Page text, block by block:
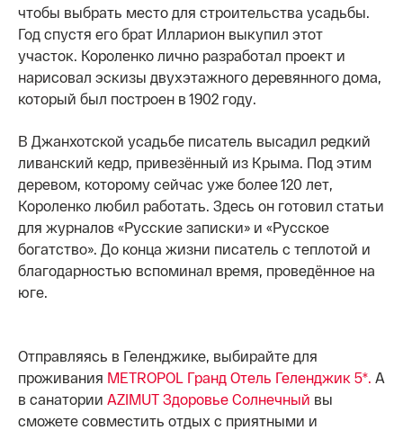
чтобы выбрать место для строительства усадьбы.
Год спустя его брат Илларион выкупил этот
участок. Короленко лично разработал проект и
нарисовал эскизы двухэтажного деревянного дома,
который был построен в 1902 году.
В Джанхотской усадьбе писатель высадил редкий
ливанский кедр, привезённый из Крыма. Под этим
деревом, которому сейчас уже более 120 лет,
Короленко любил работать. Здесь он готовил статьи
для журналов «Русские записки» и «Русское
богатство». До конца жизни писатель с теплотой и
благодарностью вспоминал время, проведённое на
юге.
Отправляясь в Геленджике, выбирайте для
проживания METROPOL Гранд Отель Геленджик 5*. А
в санатории AZIMUT Здоровье Солнечный вы
сможете совместить отдых с приятными и